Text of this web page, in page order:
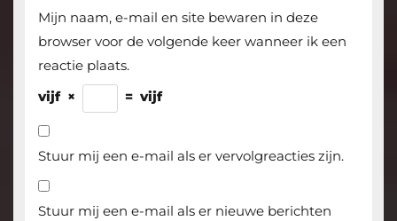
Mijn naam, e-mail en site bewaren in deze
browser voor de volgende keer wanneer ik een
reactie plaats.
vijf × = vijf
Stuur mij een e-mail als er vervolgreacties zijn.
Stuur mij een e-mail als er nieuwe berichten